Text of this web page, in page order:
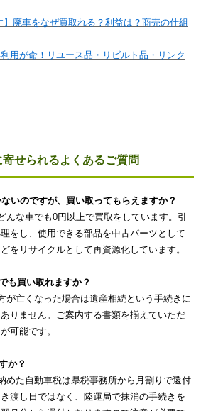
】廃車をなぜ買取れる？利益は？商売の仕組
用が命！リユース品・リビルト品・リンク
せられるよくあるご質問
いのですが、買い取ってもらえますか？
な車でも0円以上で買取をしています。引
をし、使用できる部品を中古パーツとして
をリサイクルとして再資源化しています。
も買い取れますか？
亡くなった場合は遺産相続という手続きに
りません。ご案内する書類を揃えていただ
可能です。
か？
た自動車税は県税事務所から月割りで還付
渡し日ではなく、陸運局で抹消の手続きを